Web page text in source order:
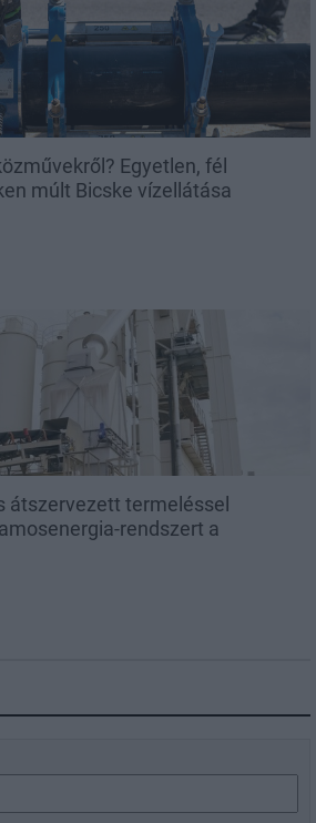
Egyetlen, fél
múlt Bicske vízellátása
átszervezett termeléssel
rendszert a